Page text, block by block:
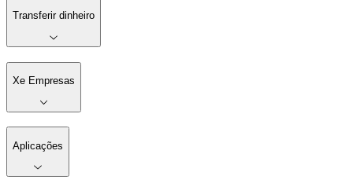
Transferir dinheiro
Xe Empresas
Aplicações